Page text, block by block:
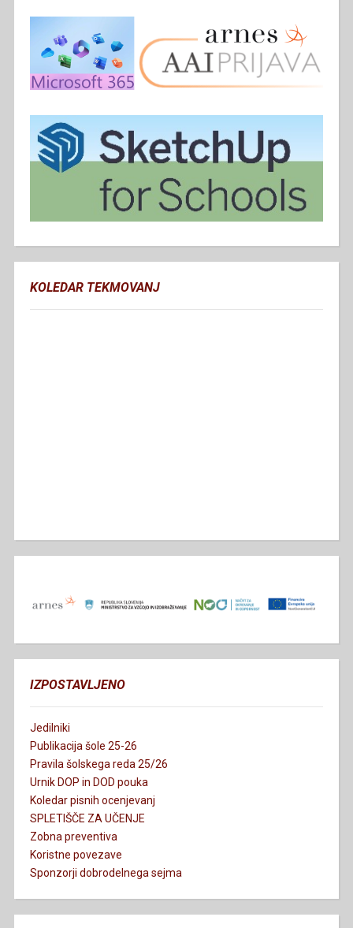
KOLEDAR TEKMOVANJ
IZPOSTAVLJENO
Jedilniki
Publikacija šole 25-26
Pravila šolskega reda 25/26
Urnik DOP in DOD pouka
Koledar pisnih ocenjevanj
SPLETIŠČE ZA UČENJE
Zobna preventiva
Koristne povezave
Sponzorji dobrodelnega sejma